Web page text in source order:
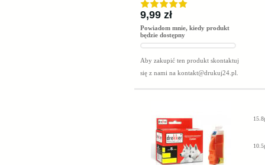
9,99 zł
Powiadom mnie, kiedy produkt
będzie dostępny
Aby zakupić ten produkt skontaktuj
się z nami na kontakt@drukuj24.pl